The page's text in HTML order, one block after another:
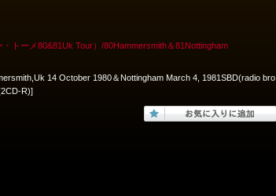
トーメ80&81Uk Tour）/80Hammersmith＆81Nottingham
14 October 1980＆Nottingham March 4, 1981SBD(radio bro
R)]